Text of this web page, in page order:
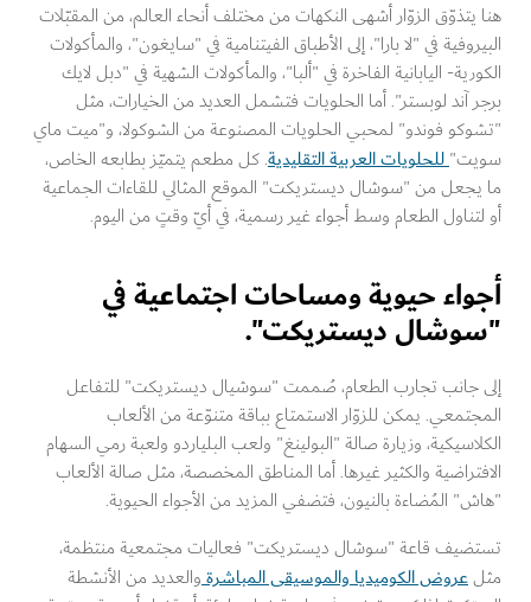
الزوّار أشهى النكهات من مختلف أنحاء العالم، من المقبّلات
في "لا بارا"، إلى الأطباق الفيتنامية في "سايغون"، والمأكولات
اليابانية الفاخرة في "ألبا"، والمأكولات الشهية في "دبل لايك
آند لوبستر". أما الحلويات فتشمل العديد من الخيارات، مثل
فوندو" لمحبي الحلويات المصنوعة من الشوكولا، و"ميت ماي
للحلويات العربية التقليدية. كل مطعم يتميّز بطابعه الخاص،
من "سوشال ديستريكت" الموقع المثالي للقاءات الجماعية
الطعام وسط أجواء غير رسمية، في أيّ وقتٍ من اليوم.
حيوية ومساحات اجتماعية في
ديستريكت".
جانب تجارب الطعام، صُممت "سوشيال ديستريكت" للتفاعل
يمكن للزوّار الاستمتاع بباقة متنوّعة من الألعاب
وزيارة صالة "البولينغ" ولعب البلياردو ولعبة رمي السهام
والكثير غيرها. أما المناطق المخصصة، مثل صالة الألعاب
المُضاءة بالنيون، فتضفي المزيد من الأجواء الحيوية.
قاعة "سوشال ديستريكت" فعاليات مجتمعية منتظمة،
عروض الكوميديا والموسيقى المباشرةوالعديد من الأنشطة